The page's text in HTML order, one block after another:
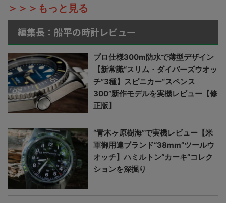
＞＞＞もっと見る
編集長：船平の時計レビュー
プロ仕様300m防水で薄型デザイン
【新常識“スリム・ダイバーズウオッ
チ”3種】スピニカー“スペンス
300”新作モデルを実機レビュー【修
正版】
“青木ヶ原樹海”で実機レビュー【米
軍御用達ブランド“38mm”ツールウ
オッチ】ハミルトン“カーキ”コレク
ションを深掘り